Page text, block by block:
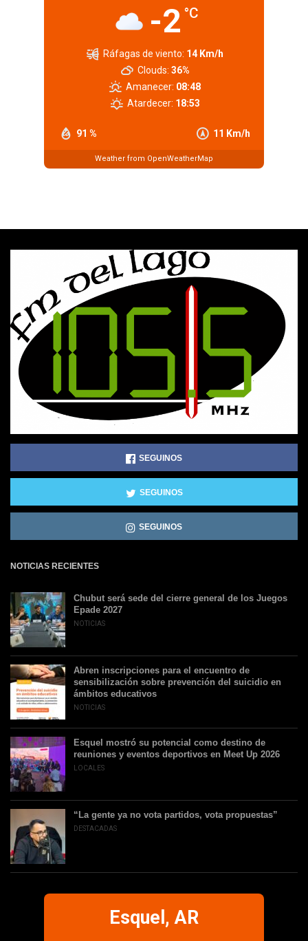
-2 °C
91 % 11 Km/h
Ráfagas de viento: 14 Km/h
Clouds: 36%
Amanecer: 08:48
Atardecer: 18:53
Weather from OpenWeatherMap
SEGUINOS
SEGUINOS
SEGUINOS
NOTICIAS RECIENTES
Chubut será sede del cierre general de los Juegos
Epade 2027
NOTICIAS
Abren inscripciones para el encuentro de
sensibilización sobre prevención del suicidio en
ámbitos educativos
NOTICIAS
Esquel mostró su potencial como destino de
reuniones y eventos deportivos en Meet Up 2026
LOCALES
“La gente ya no vota partidos, vota propuestas”
DESTACADAS
Esquel, AR